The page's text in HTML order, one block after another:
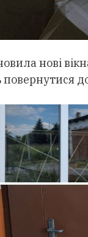
нові
повернутися